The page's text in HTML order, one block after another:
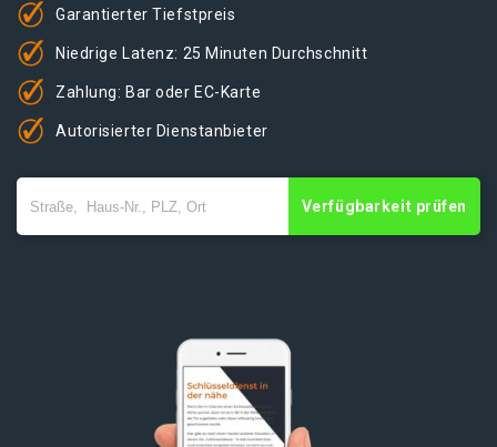
Garantierter Tiefstpreis
Niedrige Latenz: 25 Minuten Durchschnitt
Zahlung: Bar oder EC-Karte
Autorisierter Dienstanbieter
Verfügbarkeit prüfen